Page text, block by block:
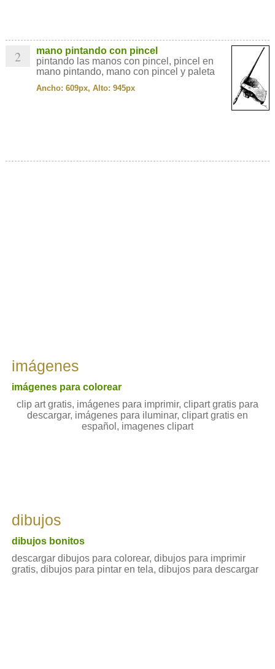
2
mano pintando con pincel
pintando las manos con pincel, pincel en
mano pintando, mano con pincel y paleta
Ancho: 609px, Alto: 945px
imágenes
imágenes para colorear
clip art gratis, imágenes para imprimir, clipart gratis para
descargar, imágenes para iluminar, clipart gratis en
español, imagenes clipart
dibujos
dibujos bonitos
descargar dibujos para colorear, dibujos para imprimir
gratis, dibujos para pintar en tela, dibujos para descargar